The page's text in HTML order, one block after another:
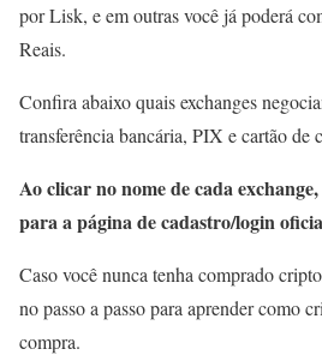
por Lisk, e em outras você já poderá
Reais.
Confira abaixo quais exchanges
transferência bancária, PIX e cartão de
Ao clicar no nome de cada
para a página de cadastro/login
Caso você nunca tenha comprado
no passo a passo para aprender como
compra.